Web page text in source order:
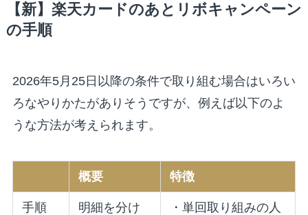
【新】楽天カードのあとリボキャンペーン
の手順
2026年5月25日以降の条件で取り組む場合はいろい
ろなやりかたがありそうですが、例えば以下のよ
うな方法が考えられます。
概要 特徴
手順
明細を分け
・単回取り組みの人